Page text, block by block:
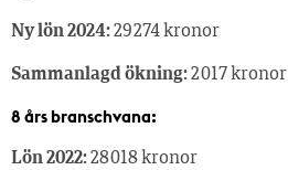
Ny lön 2024:29 274 kronor
Sammanlagd ökning:2 017 kronor
8 års branschvana:
Lön 2022:28 018 kronor